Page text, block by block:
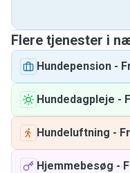
Flere tjenester i
Hundepension -
Hundedagpleje -
Hundeluftning -
Hjemmebesøg -